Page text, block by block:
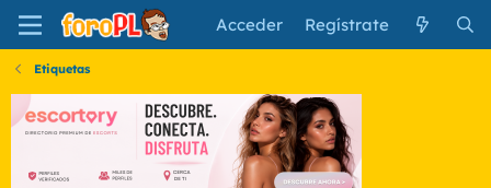
Acceder Regístrate
Etiquetas